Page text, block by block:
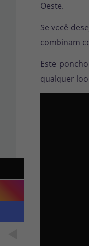
Oeste.
Se você
combinam
Este
qualquer